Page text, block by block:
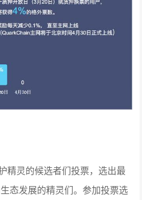
精灵的候选者们投票，选出最
态发展的精灵们。参加投票选